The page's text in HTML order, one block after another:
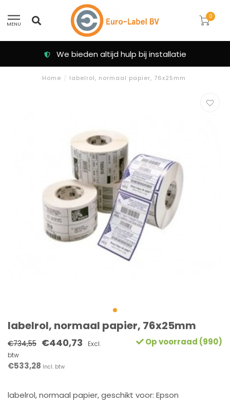
MENU
0
We bieden altijd hulp bij installatie
Home / labelrol, normaal papier, 76x25mm
labelrol, normaal papier, 76x25mm
€734,55 €440,73
Excl.
btw
€533,28 Incl. btw
Op voorraad (990)
labelrol, normaal papier, geschikt voor: Epson